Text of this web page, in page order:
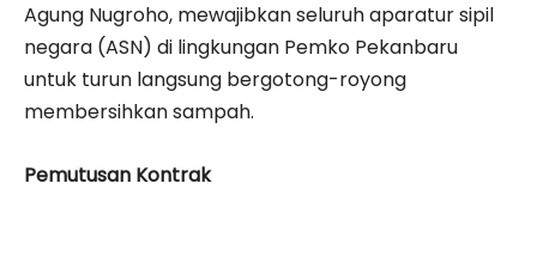
Agung Nugroho, mewajibkan seluruh aparatur sipil
negara (ASN) di lingkungan Pemko Pekanbaru
untuk turun langsung bergotong-royong
membersihkan sampah.
Pemutusan Kontrak